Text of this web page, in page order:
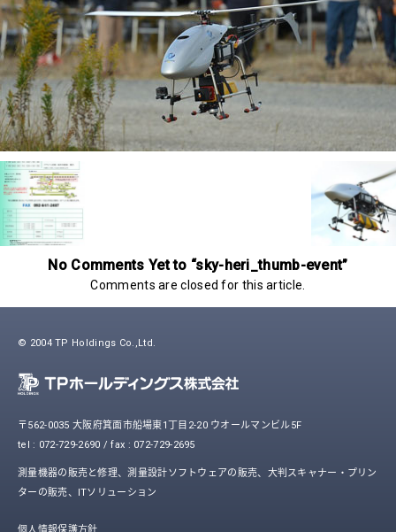
No Comments Yet to “sky-heri_thumb-event”
Comments are closed for this article.
© 2004 TP Holdings Co.,Ltd.
〒562-0035 大阪府箕面市船場東1丁目2-20 ウオールマンビル5F
tel : 072-729-2690 / fax : 072-729-2695
測量機器の販売と修理、測量設計ソフトウェアの販売、大判スキャナー・プリン
ターの販売、ITソリューション